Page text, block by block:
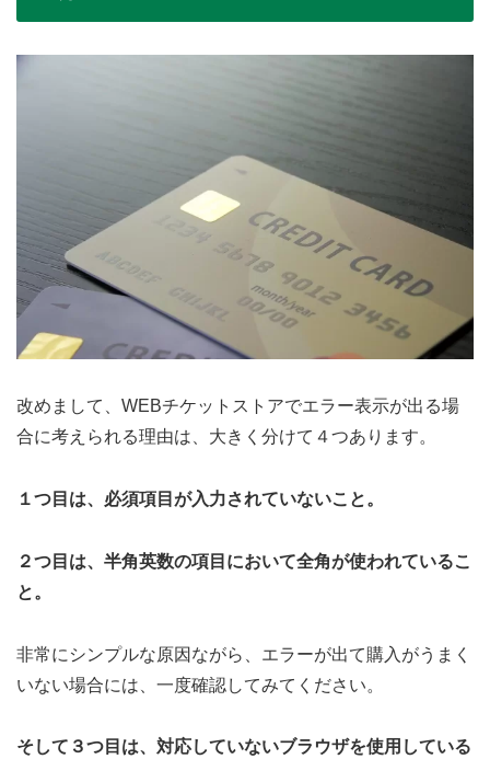
改めまして、WEBチケットストアでエラー表示が出る場
合に考えられる理由は、大きく分けて４つあります。
１つ目は、必須項目が入力されていないこと。
２つ目は、半角英数の項目において全角が使われているこ
と。
非常にシンプルな原因ながら、エラーが出て購入がうまく
いない場合には、一度確認してみてください。
そして３つ目は、対応していないブラウザを使用している